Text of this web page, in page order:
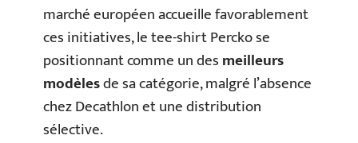
marché européen accueille favorablement
ces initiatives, le tee-shirt Percko se
positionnant comme un desmeilleurs
modèlesde sa catégorie, malgré l’absence
chez Decathlon et une distribution
sélective.